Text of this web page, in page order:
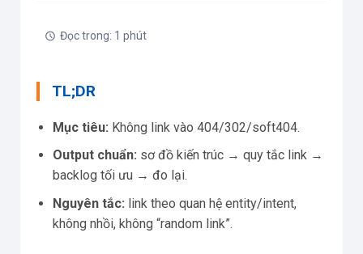
Đọc trong: 1 phút
TL;DR
Mục tiêu: Không link vào 404/302/soft404.
Output chuẩn: sơ đồ kiến trúc → quy tắc link →
backlog tối ưu → đo lại.
Nguyên tắc: link theo quan hệ entity/intent,
không nhồi, không “random link”.